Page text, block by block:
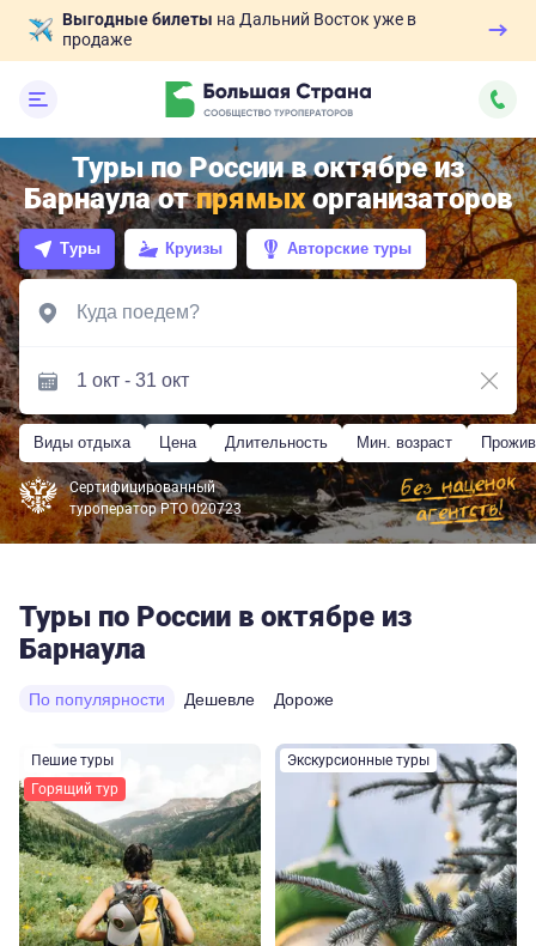
Выгодные билеты на Дальний Восток уже в
продаже
Туры по России в октябре из
Барнаула отпрямыхорганизаторов
Туры Круизы Авторские туры
Виды отдыха Цена Длительность Мин. возраст
Сертифицированный
туроператор РТО 020723
Туры по России в октябре из
Барнаула
По популярности Дешевле Дороже
Пешие туры
Горящий тур
Экскурсионные туры